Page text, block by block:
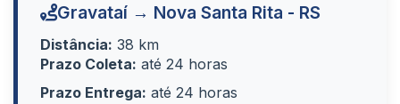
Gravataí → Nova Santa Rita - RS
Distância: 38 km
Prazo Coleta: até 24 horas
Prazo Entrega: até 24 horas